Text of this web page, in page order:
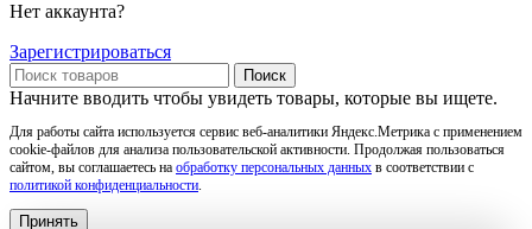
Нет аккаунта?
Зарегистрироваться
Поиск
Начните вводить чтобы увидеть товары, которые вы ищете.
Для работы сайта используется сервис веб-аналитики Яндекс.Метрика с применением
cookie-файлов для анализа пользовательской активности. Продолжая пользоваться
сайтом, вы соглашаетесь на обработку персональных данных в соответствии с
политикой конфиденциальности.
Принять